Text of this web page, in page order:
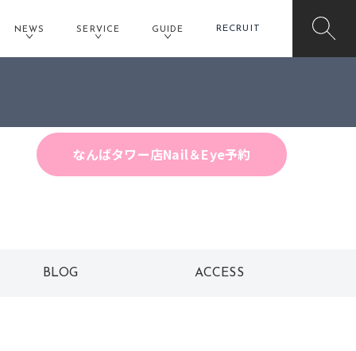
NEWS SERVICE GUIDE RECRUIT
なんばタワー店Nail＆Eye予約
BLOG ACCESS